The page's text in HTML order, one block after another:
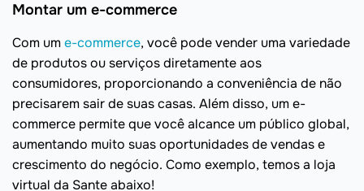
Montar um e-commerce
Com ume-commerce, você pode vender uma variedade
de produtos ou serviços diretamente aos
consumidores, proporcionando a conveniência de não
precisarem sair de suas casas. Além disso, um e-
commerce permite que você alcance um público global,
aumentando muito suas oportunidades de vendas e
crescimento do negócio. Como exemplo, temos a loja
virtual da Sante abaixo!